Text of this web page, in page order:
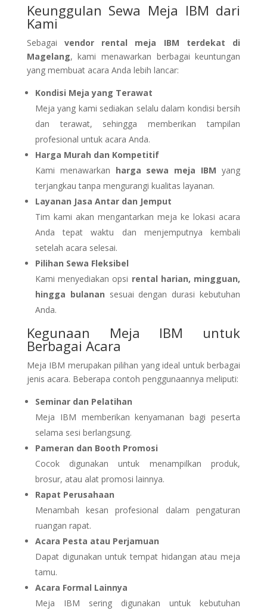
Keunggulan Sewa Meja IBM dari
Kami
Sebagaivendor rental meja IBM terdekat di
Magelang, kami menawarkan berbagai keuntungan
yang membuat acara Anda lebih lancar:
Kondisi Meja yang Terawat
Meja yang kami sediakan selalu dalam kondisi bersih
dan terawat, sehingga memberikan tampilan
profesional untuk acara Anda.
Harga Murah dan Kompetitif
Kami menawarkan harga sewa meja IBM yang
terjangkau tanpa mengurangi kualitas layanan.
Layanan Jasa Antar dan Jemput
Tim kami akan mengantarkan meja ke lokasi acara
Anda tepat waktu dan menjemputnya kembali
setelah acara selesai.
Pilihan Sewa Fleksibel
Kami menyediakan opsi rental harian, mingguan,
hingga bulanan sesuai dengan durasi kebutuhan
Anda.
Kegunaan Meja IBM untuk
Berbagai Acara
Meja IBM merupakan pilihan yang ideal untuk berbagai
jenis acara. Beberapa contoh penggunaannya meliputi:
Seminar dan Pelatihan
Meja IBM memberikan kenyamanan bagi peserta
selama sesi berlangsung.
Pameran dan Booth Promosi
Cocok digunakan untuk menampilkan produk,
brosur, atau alat promosi lainnya.
Rapat Perusahaan
Menambah kesan profesional dalam pengaturan
ruangan rapat.
Acara Pesta atau Perjamuan
Dapat digunakan untuk tempat hidangan atau meja
tamu.
Acara Formal Lainnya
Meja IBM sering digunakan untuk kebutuhan